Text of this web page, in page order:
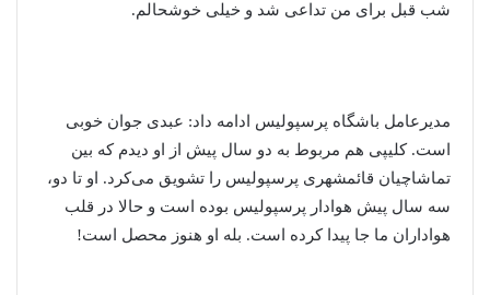
شب قبل برای من تداعی شد و خیلی خوشحالم.
مدیرعامل باشگاه پرسپولیس ادامه داد: عبدی جوان خوبی
است. کلیپی هم مربوط به دو سال پیش از او دیدم که بین
تماشاچیان قائمشهری پرسپولیس را تشویق می‌کرد. او تا دو،
سه سال پیش هوادار پرسپولیس بوده است و حالا در قلب
هواداران ما جا پیدا کرده است. بله او هنوز محصل است!